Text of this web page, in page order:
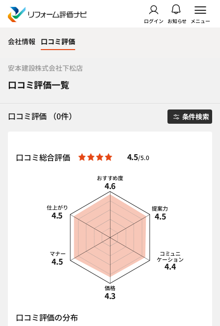
ログイン お知らせ メニュー
会社情報 口コミ評価
安本建設株式会社下松店
口コミ評価一覧
口コミ評価 （0件） 条件検索
口コミ総合評価 4.5/5.0
おすすめ度
4.6
提案力
4.5
コミュニ
ケーション
4.4
価格
4.3
マナー
4.5
仕上がり
4.5
口コミ評価の分布